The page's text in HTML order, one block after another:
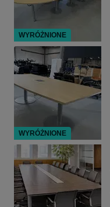
WYRÓŻNIONE
WYRÓŻNIONE